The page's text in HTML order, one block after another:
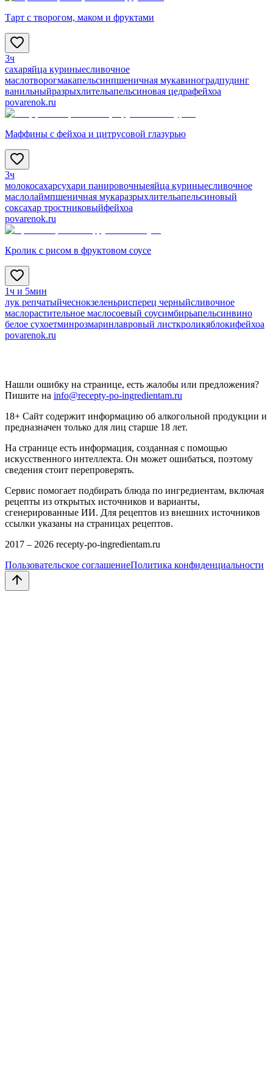
Тарт с творогом, маком и фруктами
3ч
сахаряйца куриныесливочное
маслотворогмакапельсинпшеничная мукавиноградпудинг
ванильныйразрыхлительапельсиновая цедрафейхоа
povarenok.ru
Маффины с фейхоа и цитрусовой глазурью
3ч
молокосахарсухари панировочныеяйца куриныесливочное
маслолаймпшеничная мукаразрыхлительапельсиновый
соксахар тростниковыйфейхоа
povarenok.ru
Кролик с рисом в фруктовом соусе
1ч и 5мин
лук репчатыйчеснокзеленьрисперец черныйсливочное
маслорастительное маслосоевый соусимбирьапельсинвино
белое сухоетминрозмаринлавровый листкроликяблокифейхоа
povarenok.ru
Нашли ошибку на странице, есть жалобы или предложения?
Пишите на info@recepty-po-ingredientam.ru
18+ Сайт содержит информацию об алкогольной продукции и
предназначен только для лиц старше 18 лет.
На странице есть информация, созданная с помощью
искусственного интеллекта. Он может ошибаться, поэтому
сведения стоит перепроверять.
Сервис помогает подбирать блюда по ингредиентам, включая
рецепты из открытых источников и варианты,
сгенерированные ИИ. Для рецептов из внешних источников
ссылки указаны на страницах рецептов.
2017 – 2026 recepty-po-ingredientam.ru
Пользовательское соглашениеПолитика конфиденциальности